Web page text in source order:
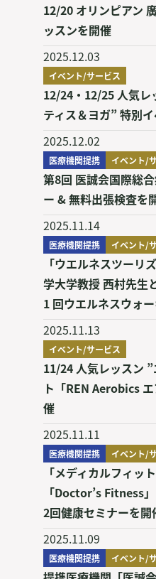
12/20 オリンピアン
ッスンを開催
2025.12.03
イベント/サービス
12/24・12/25 人気レ
ティス＆ヨガ” 特別
2025.12.02
医療機関提携 イベント/
第8回 医誠会国際総
ー & 無料出張検査を
2025.11.14
医療機関提携 イベント/
「ウエルネスツーリ
学大学教授 西村先
1 回ウエルネスウォ
2025.11.13
イベント/サービス
11/24 人気レッスン
ト「REN Aerobics
催
2025.11.11
医療機関提携 イベント/
「メディカルフィッ
「Doctor’s Fitness
2回健康セミナーを開
2025.11.09
医療機関提携 イベント/